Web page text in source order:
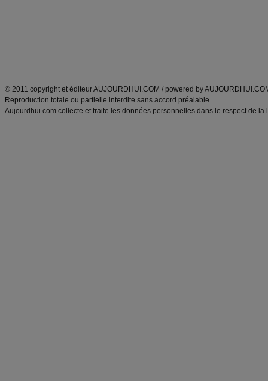
© 2011 copyright et éditeur AUJOURDHUI.COM / powered by
Reproduction totale ou partielle interdite sans accord préalable.
Aujourdhui.com collecte et traite les données personnelles dans le respect de